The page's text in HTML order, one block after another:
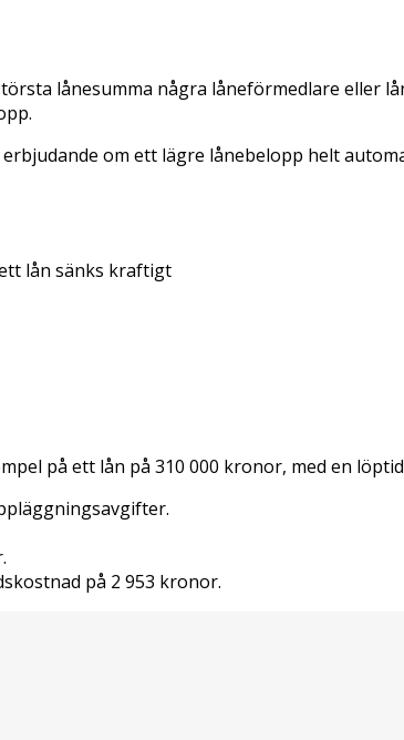
lånesumma några låneförmedlare eller
om ett lägre lånebelopp helt
lån sänks kraftigt
på ett lån på 310 000 kronor, med en
på 2 953 kronor.